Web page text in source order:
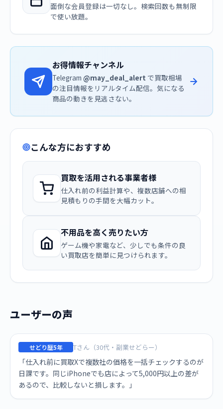
面倒な会員登録は一切なし。検索回数も無制限
で使い放題。
お得情報チャンネル
Telegram @may_deal_alert で買取相場
の注目情報をリアルタイム配信。気になる
商品の動きを見逃さない。
こんな方におすすめ
買取を活用される事業者様
仕入れ前の利益計算や、複数店舗への相
見積もりの手間を大幅カット。
不用品を高く売りたい方
ゲーム機や家電など、少しでも条件の良
い買取店を簡単に見つけられます。
ユーザーの声
せどり歴5年 Tさん（30代・副業せどらー）
「仕入れ前に買取Xで複数社の価格を一括チェックするのが
日課です。同じiPhoneでも店によって5,000円以上の差が
あるので、比較しないと損します。」